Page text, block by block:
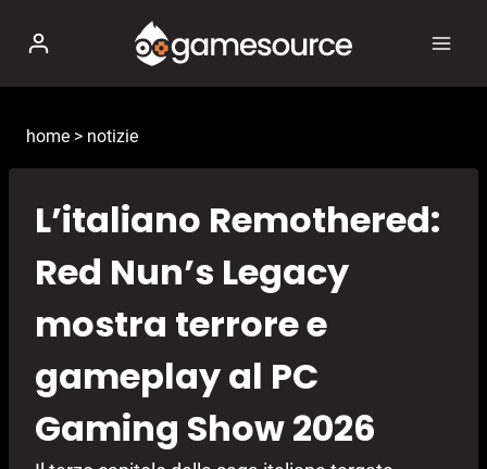
contenuto
home > notizie
L’italiano Remothered:
Red Nun’s Legacy
mostra terrore e
gameplay al PC
Gaming Show 2026